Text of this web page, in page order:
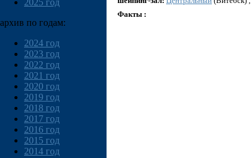
2025 год
архив по годам:
2024 год
2023 год
2022 год
2021 год
2020 год
2019 год
2018 год
2017 год
2016 год
2015 год
2014 год
Факты :